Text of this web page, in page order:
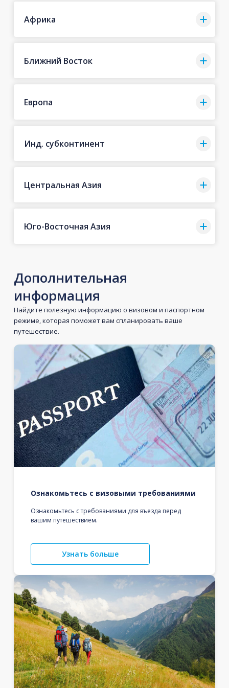
Африка
Ближний Восток
Европа
Инд. субконтинент
Центральная Азия
Юго-Восточная Азия
Дополнительная
информация
Найдите полезную информацию о визовом и паспортном
режиме, которая поможет вам спланировать ваше
путешествие.
Ознакомьтесь с визовыми требованиями
Ознакомьтесь с требованиями для въезда перед
вашим путешествием.
Узнать больше